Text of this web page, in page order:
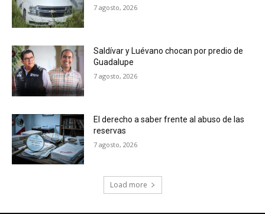
7 agosto, 2026
Saldívar y Luévano chocan por predio de
Guadalupe
7 agosto, 2026
El derecho a saber frente al abuso de las
reservas
7 agosto, 2026
Load more